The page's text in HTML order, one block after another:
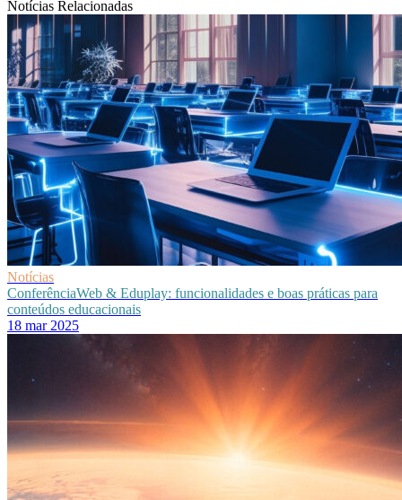
Notícias Relacionadas
Notícias
ConferênciaWeb & Eduplay: funcionalidades e boas práticas para
conteúdos educacionais
18 mar 2025